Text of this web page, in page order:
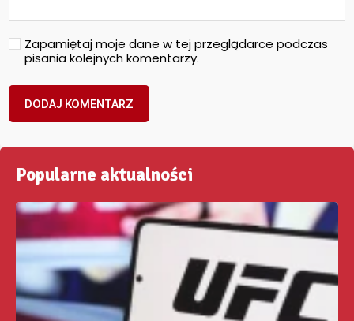
Zapamiętaj moje dane w tej przeglądarce podczas
pisania kolejnych komentarzy.
Popularne aktualności